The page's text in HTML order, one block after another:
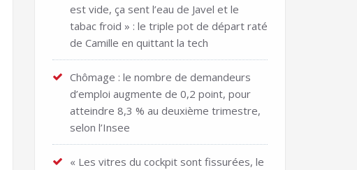
est vide, ça sent l’eau de Javel et le
tabac froid » : le triple pot de départ raté
de Camille en quittant la tech
Chômage : le nombre de demandeurs
d’emploi augmente de 0,2 point, pour
atteindre 8,3 % au deuxième trimestre,
selon l’Insee
« Les vitres du cockpit sont fissurées, le